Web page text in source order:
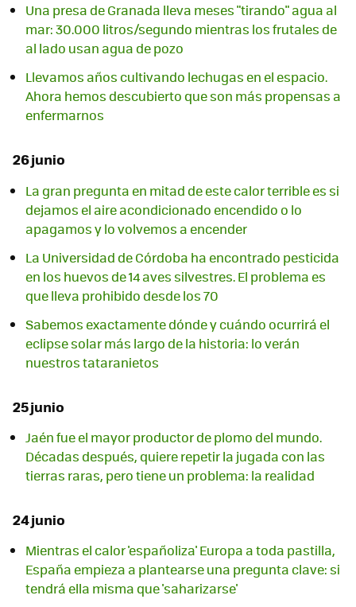
Una presa de Granada lleva meses "tirando" agua al
mar: 30.000 litros/segundo mientras los frutales de
al lado usan agua de pozo
Llevamos años cultivando lechugas en el espacio.
Ahora hemos descubierto que son más propensas a
enfermarnos
26 junio
La gran pregunta en mitad de este calor terrible es si
dejamos el aire acondicionado encendido o lo
apagamos y lo volvemos a encender
La Universidad de Córdoba ha encontrado pesticida
en los huevos de 14 aves silvestres. El problema es
que lleva prohibido desde los 70
Sabemos exactamente dónde y cuándo ocurrirá el
eclipse solar más largo de la historia: lo verán
nuestros tataranietos
25 junio
Jaén fue el mayor productor de plomo del mundo.
Décadas después, quiere repetir la jugada con las
tierras raras, pero tiene un problema: la realidad
24 junio
Mientras el calor 'españoliza' Europa a toda pastilla,
España empieza a plantearse una pregunta clave: si
tendrá ella misma que 'saharizarse'